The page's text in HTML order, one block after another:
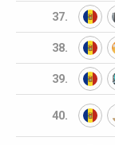
37.
38.
39.
40.